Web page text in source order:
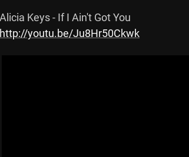
http://youtu.be/Ju8Hr50Ckwk